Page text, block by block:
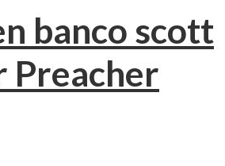
banco scott
Preacher